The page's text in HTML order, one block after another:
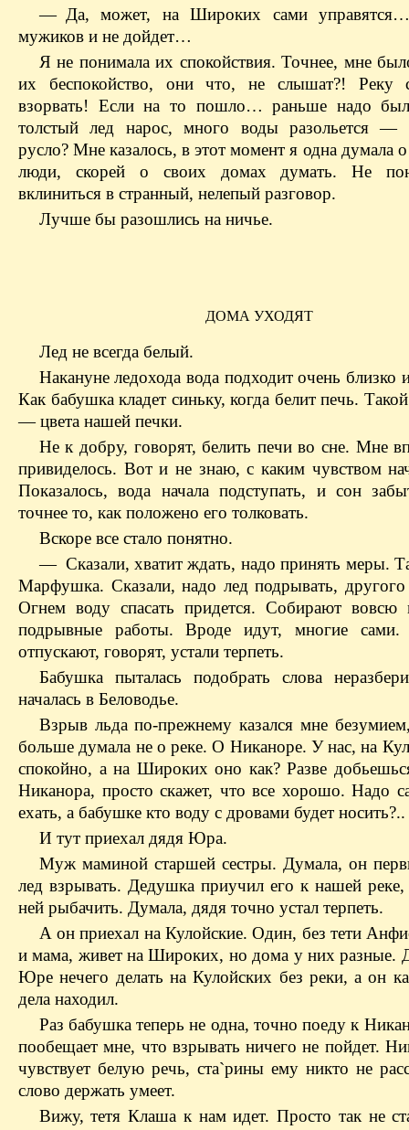
— Да, может, на Широких сами
мужиков и не дойдет…
Я не понимала их спокойствия. Точнее, мне
их беспокойство, они что, не слышат?! Реку
взорвать! Если на то пошло… раньше надо
толстый лед нарос, много воды разольется —
русло? Мне казалось, в этот момент я одна думала
люди, скорей о своих домах думать. Не
вклиниться в странный, нелепый разговор.
Лучше бы разошлись на ничье.
ДОМА УХОДЯТ
Лед не всегда белый.
Накануне ледохода вода подходит очень близко
Как бабушка кладет синьку, когда белит печь.
— цвета нашей печки.
Не к добру, говорят, белить печи во сне. Мне
привиделось. Вот и не знаю, с каким чувством
Показалось, вода начала подступать, и сон
точнее то, как положено его толковать.
Вскоре все стало понятно.
— Сказали, хватит ждать, надо принять меры.
Марфушка. Сказали, надо лед подрывать, другого
Огнем воду спасать придется. Собирают вовсю
подрывные работы. Вроде идут, многие
отпускают, говорят, устали терпеть.
Бабушка пыталась подобрать слова
началась в Беловодье.
Взрыв льда по-прежнему казался мне
больше думала не о реке. О Никаноре. У нас, на
спокойно, а на Широких оно как? Разве
Никанора, просто скажет, что все хорошо. Надо
ехать, а бабушке кто воду с дровами будет носить?..
И тут приехал дядя Юра.
Муж маминой старшей сестры. Думала, он
лед взрывать. Дедушка приучил его к нашей
ней рыбачить. Думала, дядя точно устал терпеть.
А он приехал на Кулойские. Один, без тети
и мама, живет на Широких, но дома у них разные.
Юре нечего делать на Кулойских без реки, а он
дела находил.
Раз бабушка теперь не одна, точно поеду к
пообещает мне, что взрывать ничего не пойдет.
чувствует белую речь, ста`рины ему никто не
слово держать умеет.
Вижу, тетя Клаша к нам идет. Просто так не